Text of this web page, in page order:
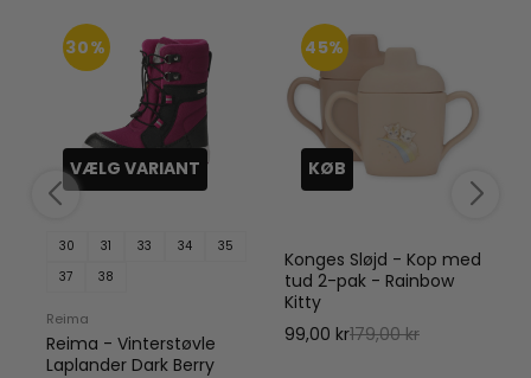
30%
VÆLG VARIANT
30 31 33 34
35
37
38
Reima
Reima - Vinterstøvle
Laplander Dark Berry
45%
KØB
Konges Sløjd - Kop med
tud 2-pak - Rainbow
Kitty
99,00 kr179,00 kr